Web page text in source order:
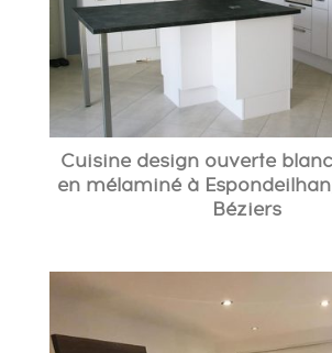
Cuisine design ouverte
en mélaminé à
Béziers